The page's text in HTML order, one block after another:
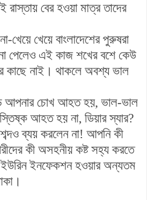
রাস্তায় বের হওয়া মাত্র তাদের
খেয়ে খেয়ে বাংলাদেশের পুরুষরা
পেলেও এই কাজ শখের বশে কেউ
নাই। থাকলে অবশ্য ভাল
আপনার চোখ আহত হয়, ভাল-ভাল
আহত হয় না, ডিয়ার স্যার?
ব্যয় করলেন না! আপনি কী
কী অসহনীয় কষ্ট সহ্য করতে
ইউরিন ইনফেকশন হওয়ার অন্যতম